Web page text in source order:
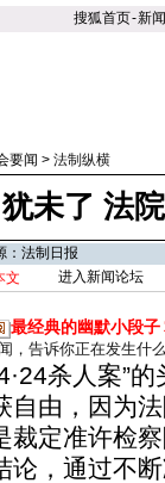
搜狐首页-新闻
要闻 > 法制纵横
未了 法
法制日报
文 进入新闻论坛
最经典的幽默小段子
，告诉你正在发生什
杀人案”的
自由，因为
裁定准许检
论，通过不